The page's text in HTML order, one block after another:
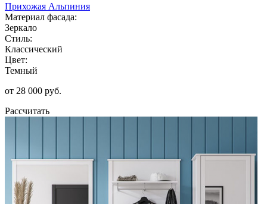
Прихожая Альпиния
Материал фасада:
Зеркало
Стиль:
Классический
Цвет:
Темный
от 28 000 руб.
Рассчитать